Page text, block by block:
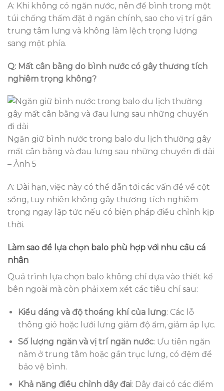
A: Khi không có ngăn nước, nên để bình trong một
túi chống thấm đặt ở ngăn chính, sao cho vị trí gần
trung tâm lưng và không làm lệch trọng lượng
sang một phía.
Q: Mất cân bằng do bình nước có gây thương tích
nghiêm trọng không?
Ngăn giữ bình nước trong balo du lịch thường gây
mất cân bằng và đau lưng sau những chuyến đi dài
– Ảnh 5
A: Dài hạn, việc này có thể dẫn tới các vấn đề về cột
sống, tuy nhiên không gây thương tích nghiêm
trọng ngay lập tức nếu có biện pháp điều chỉnh kịp
thời.
Làm sao để lựa chọn balo phù hợp với nhu cầu cá
nhân
Quá trình lựa chọn balo không chỉ dựa vào thiết kế
bên ngoài mà còn phải xem xét các tiêu chí sau:
Kiểu dáng và độ thoáng khí của lưng: Các lỗ
thông gió hoặc lưới lưng giảm độ ẩm, giảm áp lực.
Số lượng ngăn và vị trí ngăn nước: Ưu tiên ngăn
nằm ở trung tâm hoặc gần trục lưng, có đệm để
bảo vệ bình.
Khả năng điều chỉnh dây đai: Dây đai có các điểm